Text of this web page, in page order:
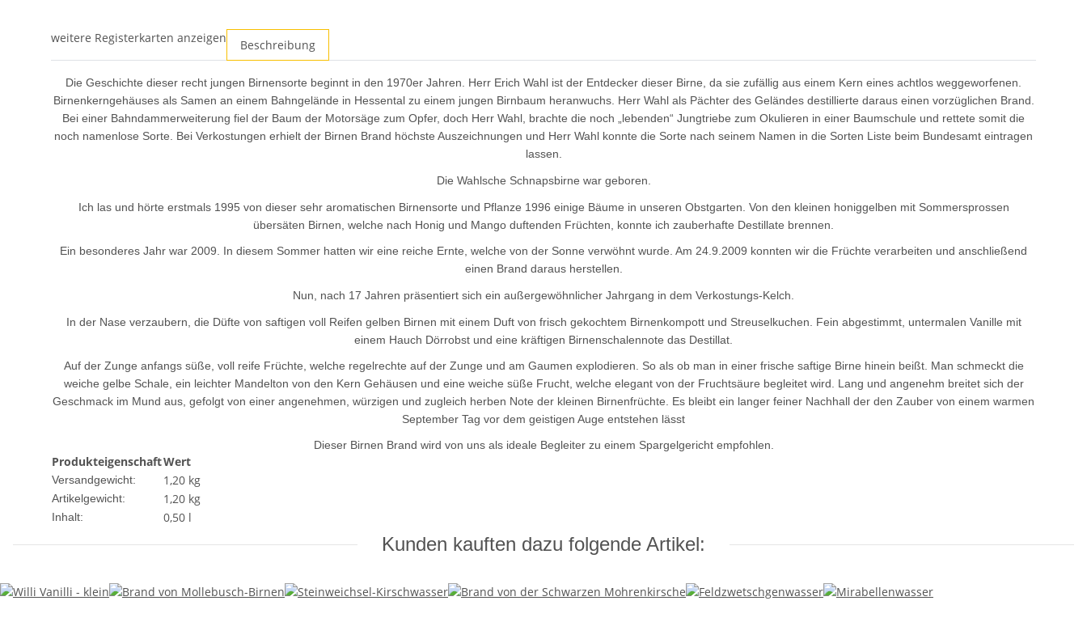
weitere Registerkarten anzeigen Beschreibung
Die Geschichte dieser recht jungen Birnensorte beginnt in den 1970er Jahren. Herr Erich Wahl ist der Entdecker dieser Birne, da sie zufällig aus einem Kern eines achtlos weggeworfenen.
Birnenkerngehäuses als Samen an einem Bahngelände in Hessental zu einem jungen Birnbaum heranwuchs. Herr Wahl als Pächter des Geländes destillierte daraus einen vorzüglichen Brand.
Bei einer Bahndammerweiterung fiel der Baum der Motorsäge zum Opfer, doch Herr Wahl, brachte die noch „lebenden“ Jungtriebe zum Okulieren in einer Baumschule und rettete somit die
noch namenlose Sorte. Bei Verkostungen erhielt der Birnen Brand höchste Auszeichnungen und Herr Wahl konnte die Sorte nach seinem Namen in die Sorten Liste beim Bundesamt eintragen
lassen.
Die Wahlsche Schnapsbirne war geboren.
Ich las und hörte erstmals 1995 von dieser sehr aromatischen Birnensorte und Pflanze 1996 einige Bäume in unseren Obstgarten. Von den kleinen honiggelben mit Sommersprossen
übersäten Birnen, welche nach Honig und Mango duftenden Früchten, konnte ich zauberhafte Destillate brennen.
Ein besonderes Jahr war 2009. In diesem Sommer hatten wir eine reiche Ernte, welche von der Sonne verwöhnt wurde. Am 24.9.2009 konnten wir die Früchte verarbeiten und anschließend
einen Brand daraus herstellen.
Nun, nach 17 Jahren präsentiert sich ein außergewöhnlicher Jahrgang in dem Verkostungs-Kelch.
In der Nase verzaubern, die Düfte von saftigen voll Reifen gelben Birnen mit einem Duft von frisch gekochtem Birnenkompott und Streuselkuchen. Fein abgestimmt, untermalen Vanille mit
einem Hauch Dörrobst und eine kräftigen Birnenschalennote das Destillat.
Auf der Zunge anfangs süße, voll reife Früchte, welche regelrechte auf der Zunge und am Gaumen explodieren. So als ob man in einer frische saftige Birne hinein beißt. Man schmeckt die
weiche gelbe Schale, ein leichter Mandelton von den Kern Gehäusen und eine weiche süße Frucht, welche elegant von der Fruchtsäure begleitet wird. Lang und angenehm breitet sich der
Geschmack im Mund aus, gefolgt von einer angenehmen, würzigen und zugleich herben Note der kleinen Birnenfrüchte. Es bleibt ein langer feiner Nachhall der den Zauber von einem warmen
September Tag vor dem geistigen Auge entstehen lässt
Dieser Birnen Brand wird von uns als ideale Begleiter zu einem Spargelgericht empfohlen.
ProdukteigenschaftWert
Versandgewicht: 1,20 kg
Artikelgewicht: 1,20 kg
Inhalt: 0,50 l
Kunden kauften dazu folgende Artikel: